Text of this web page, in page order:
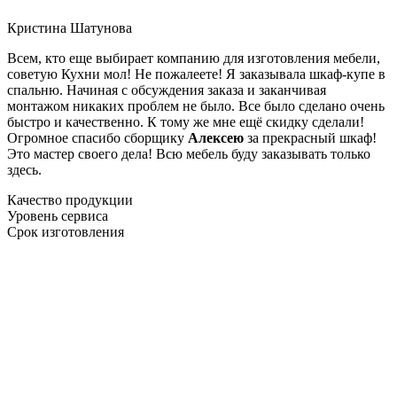
Кристина Шатунова
Всем, кто еще выбирает компанию для изготовления мебели,
советую Кухни мол! Не пожалеете! Я заказывала шкаф-купе в
спальню. Начиная с обсуждения заказа и заканчивая
монтажом никаких проблем не было. Все было сделано очень
быстро и качественно. К тому же мне ещё скидку сделали!
Огромное спасибо сборщику Алексею за прекрасный шкаф!
Это мастер своего дела! Всю мебель буду заказывать только
здесь.
Качество продукции
Уровень сервиса
Срок изготовления